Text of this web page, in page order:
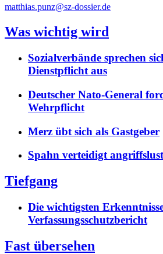
matthias.punz@sz-dossier.de
Was wichtig wird
Sozialverbände sprechen
Dienstpflicht aus
Deutscher Nato-General
Wehrpflicht
Merz übt sich als Gastgeber
Spahn verteidigt
Tiefgang
Die wichtigsten
Verfassungsschutzbericht
Fast übersehen